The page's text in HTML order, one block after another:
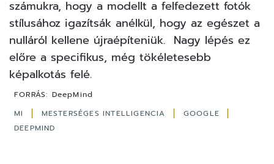
számukra, hogy a modellt a felfedezett fotók
stílusához igazítsák anélkül, hogy az egészet a
nulláról kellene újraépíteniük. Nagy lépés ez
előre a specifikus, még tökéletesebb
képalkotás felé.
FORRÁS: DeepMind
MI
MESTERSÉGES INTELLIGENCIA
GOOGLE
DEEPMIND